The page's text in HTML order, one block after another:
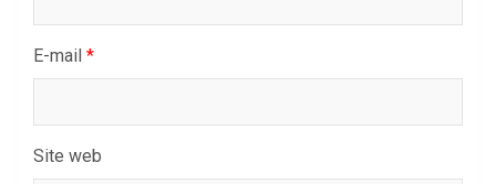
E-mail *
Site web